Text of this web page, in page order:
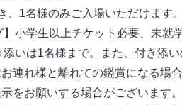
1名様のみご入場いただけます。
】小学生以上チケット必要、未就
添いは1名様まで。また、付き添
連れ様と離れての鑑賞になる
をお願いする場合がございます。